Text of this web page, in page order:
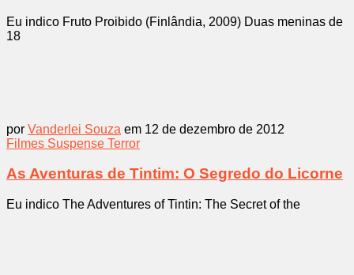
Eu indico Fruto Proibido (Finlândia, 2009) Duas meninas de
18
por Vanderlei Souza em 12 de dezembro de 2012
Filmes Suspense Terror
As Aventuras de Tintim: O Segredo do Licorne
Eu indico The Adventures of Tintin: The Secret of the